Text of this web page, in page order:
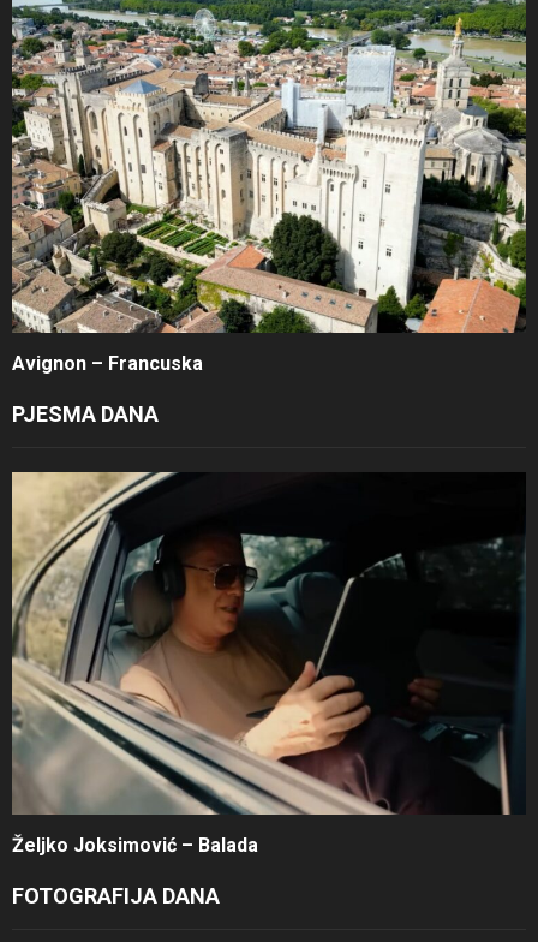
Avignon – Francuska
PJESMA DANA
Željko Joksimović – Balada
FOTOGRAFIJA DANA